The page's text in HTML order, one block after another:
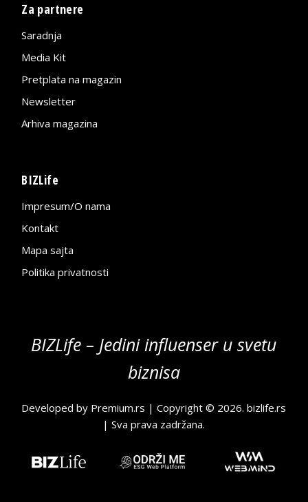
Za partnere
Saradnja
Media Kit
Pretplata na magazin
Newsletter
Arhiva magazina
BIZLife
Impresum/O nama
Kontakt
Mapa sajta
Politika privatnosti
BIZLife – Jedini influenser u svetu
biznisa
Developed by Premium.rs | Copyright © 2026.bizlife.rs
| Sva prava zadržana.